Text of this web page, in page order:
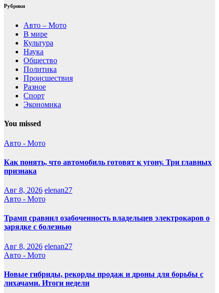
Рубрики
Авто – Мото
В мире
Культура
Наука
Общество
Политика
Происшествия
Разное
Спорт
Экономика
You missed
Авто - Мото
Как понять, что автомобиль готовят к угону. Три главных
признака
Авг 8, 2026 elenan27
Авто - Мото
Трамп сравнил озабоченность владельцев электрокаров о
зарядке с болезнью
Авг 8, 2026 elenan27
Авто - Мото
Новые гибриды, рекорды продаж и дроны для борьбы с
лихачами. Итоги недели